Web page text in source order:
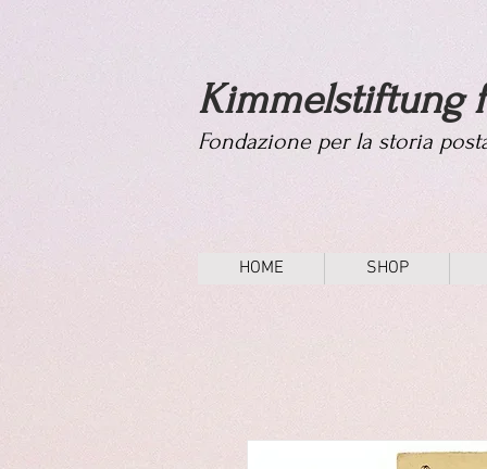
Kimmelstiftung
Fondazione per la storia
HOME SHOP